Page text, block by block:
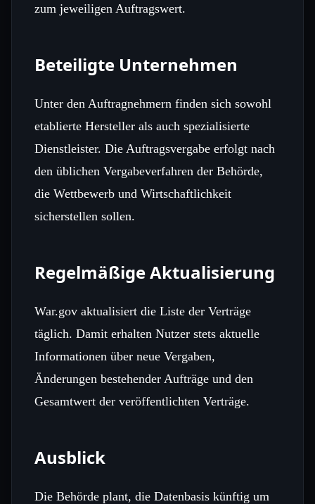
zum jeweiligen Auftragswert.
Beteiligte Unternehmen
Unter den Auftragnehmern finden sich sowohl
etablierte Hersteller als auch spezialisierte
Dienstleister. Die Auftragsvergabe erfolgt nach
den üblichen Vergabeverfahren der Behörde,
die Wettbewerb und Wirtschaftlichkeit
sicherstellen sollen.
Regelmäßige Aktualisierung
War.gov aktualisiert die Liste der Verträge
täglich. Damit erhalten Nutzer stets aktuelle
Informationen über neue Vergaben,
Änderungen bestehender Aufträge und den
Gesamtwert der veröffentlichten Verträge.
Ausblick
Die Behörde plant, die Datenbasis künftig um